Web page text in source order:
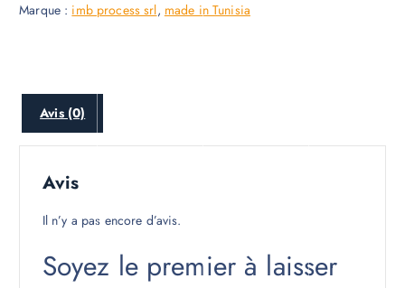
Marque : imb process srl, made in Tunisia
Avis (0)
Avis
Il n’y a pas encore d’avis.
Soyez le premier à laisser